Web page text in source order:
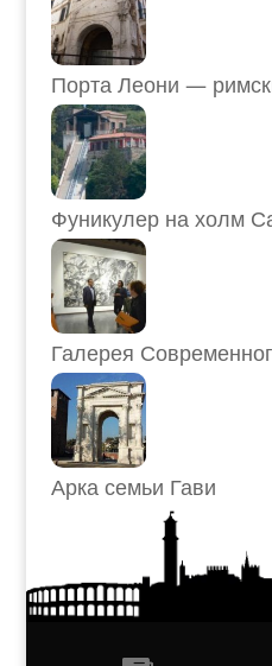
Порта Леони —
Фуникулер на холм
Галерея
Арка семьи Гави